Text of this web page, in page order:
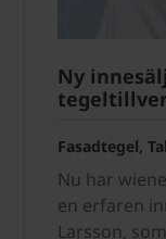
Ny
Fasadtegel,
Nu har
en erfaren
Larsson,